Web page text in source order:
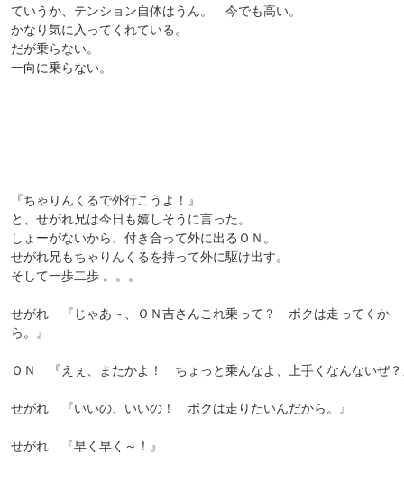
ていうか、テンション自体はうん。 今でも高い。
かなり気に入ってくれている。
だが乗らない。
一向に乗らない。
『ちゃりんくるで外行こうよ！』
と、せがれ兄は今日も嬉しそうに言った。
しょーがないから、付き合って外に出るＯＮ。
せがれ兄もちゃりんくるを持って外に駆け出す。
そして一歩二歩 。。。
せがれ 『じゃあ～、ＯＮ吉さんこれ乗って？ ボクは走ってくか
ら。』
ＯＮ 『えぇ、またかよ！ ちょっと乗んなよ、上手くなんないぜ
せがれ 『いいの、いいの！ ボクは走りたいんだから。』
せがれ 『早く早く～！』